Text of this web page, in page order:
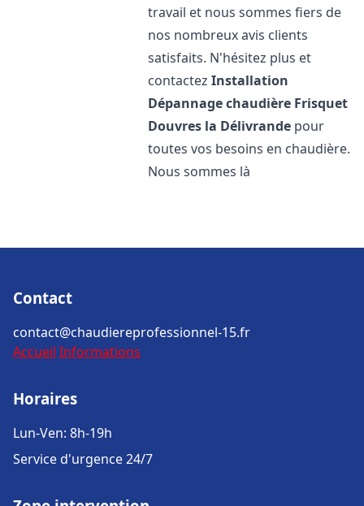
travail et nous sommes fiers de
nos nombreux avis clients
satisfaits. N'hésitez plus et
contactezInstallation
Dépannage chaudière Frisquet
Douvres la Délivrande pour
toutes vos besoins en chaudière.
Nous sommes là
Contact
contact@chaudiereprofessionnel-15.fr
Accueil Informations
Horaires
Lun-Ven: 8h-19h
Service d'urgence 24/7